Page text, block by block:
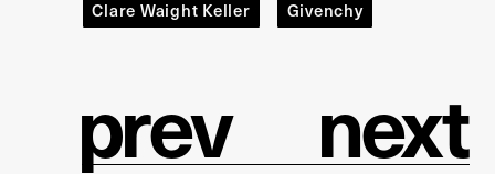
Clare Waight Keller Givenchy
prev next